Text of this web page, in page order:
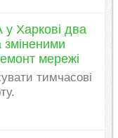
Харкові два
зміненими
мережі
тимчасові